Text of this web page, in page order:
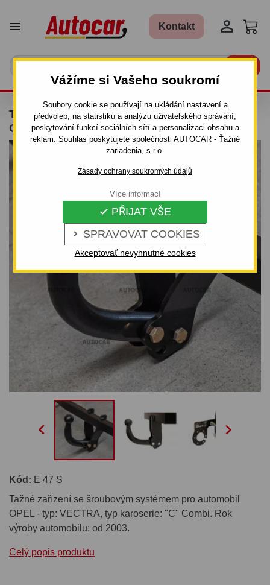
Vážíme si Vašeho soukromí
Soubory cookie se používají na ukládání nastavení a
předvoleb, na statistiku a analýzu uživatelského správání,
poskytování funkcí sociálních sítí a personalizaci obsahu a
reklam. Souhlas poskytujete společnosti AUTOCAR - Ťažné
zariadenia, s.r.o.
Zásady ochrany soukromých údajů
 SPRAVOVAT COOKIES
 PŘIJAT VŠE
Akceptovať nevyhnutné cookies
Více informací
 Kontakt 
TAŽNÉ ZAŘÍZENÍ PRO OPEL VECTRA - "C"
COMBI - ŠROUBOVÝ SYSTÉM - OD 2003 DO
 
Kód: E 47 S
Tažné zařízení se šroubovým systémem pro automobil
OPEL - typ: VECTRA, typ karoserie: "C" Combi. Rok
výroby automobilu: od 2003.
Celý popis produktu